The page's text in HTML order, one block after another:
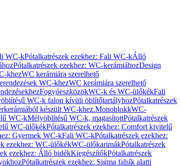
WC-kPótalkatrészek ezekhez: Fali WC-kÁlló
Pótalkatrészek ezekhez: WC-kerámiáhozDesign
khezWC kerámiára szerelhető
WC-khezWC kerámiára szerelhető
FogyóeszközökWC-k és WC-ülőkékFali
WC-k falon kívüli öblítőtartályhozPótalkatrészek
készült WC-khez.MonoblokkWC-
WC-kMélyöblítésű WC-k, magasítottPótalkatrészek
WC-ülőkékPótalkatrészek ezekhez: Comfort kivitelű
Gyermek WC-kFali WC-kPótalkatrészek ezekhez:
ezekhez: WC-ülőkékWC-ülőkarimákPótalkatrészek
ezekhez: Álló bidékKiegészítőkPótalkatrészek
Pótalkatrészek ezekhez: Sigma falsík alatti